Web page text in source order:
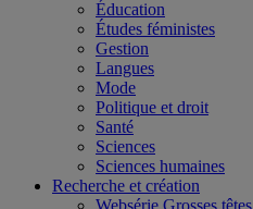
Éducation
Études féministes
Gestion
Langues
Mode
Politique et droit
Santé
Sciences
Sciences humaines
Recherche et création
Websérie Grosses têtes